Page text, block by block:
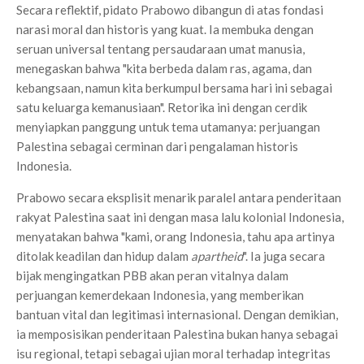
Secara reflektif, pidato Prabowo dibangun di atas fondasi
narasi moral dan historis yang kuat. Ia membuka dengan
seruan universal tentang persaudaraan umat manusia,
menegaskan bahwa "kita berbeda dalam ras, agama, dan
kebangsaan, namun kita berkumpul bersama hari ini sebagai
satu keluarga kemanusiaan". Retorika ini dengan cerdik
menyiapkan panggung untuk tema utamanya: perjuangan
Palestina sebagai cerminan dari pengalaman historis
Indonesia.
Prabowo secara eksplisit menarik paralel antara penderitaan
rakyat Palestina saat ini dengan masa lalu kolonial Indonesia,
menyatakan bahwa "kami, orang Indonesia, tahu apa artinya
ditolak keadilan dan hidup dalam apartheid". Ia juga secara
bijak mengingatkan PBB akan peran vitalnya dalam
perjuangan kemerdekaan Indonesia, yang memberikan
bantuan vital dan legitimasi internasional. Dengan demikian,
ia memposisikan penderitaan Palestina bukan hanya sebagai
isu regional, tetapi sebagai ujian moral terhadap integritas